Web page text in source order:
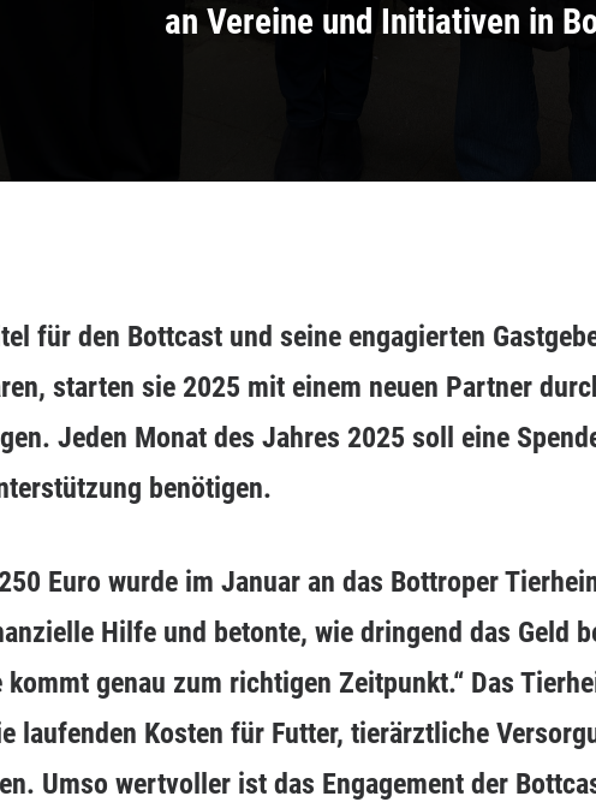
an Vereine und Initiativen in
für den Bottcast und seine engagierten
starten sie 2025 mit einem neuen Partner
Jeden Monat des Jahres 2025 soll eine
benötigen.
Euro wurde im Januar an das Bottroper
Hilfe und betonte, wie dringend das Geld
genau zum richtigen Zeitpunkt.“ Das
laufenden Kosten für Futter, tierärztliche
Umso wertvoller ist das Engagement der